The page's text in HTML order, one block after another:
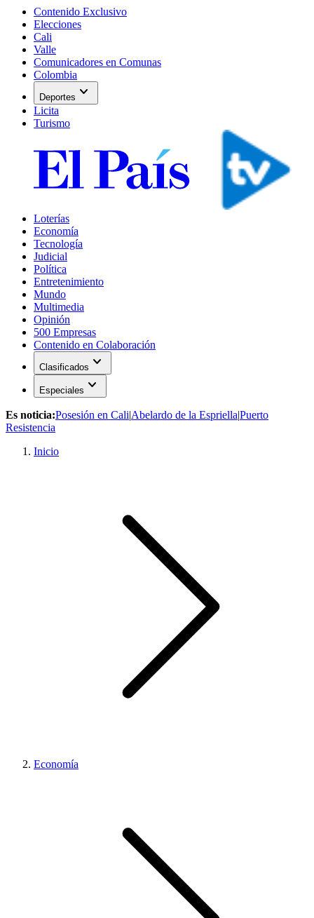
Contenido Exclusivo
Elecciones
Cali
Valle
Comunicadores en Comunas
Colombia
Deportes expand_more
Licita
Turismo
Loterías
Economía
Tecnología
Judicial
Política
Entretenimiento
Mundo
Multimedia
Opinión
500 Empresas
Contenido en Colaboración
Clasificados expand_more
Especiales expand_more
Es noticia:Posesión en Cali|Abelardo de la Espriella|Puerto
Resistencia
Inicio
Economía